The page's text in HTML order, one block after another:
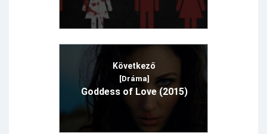
Következő
[Dráma]
Goddess of Love (2015)